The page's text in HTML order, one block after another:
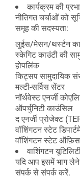
कार्यक्रम की
नीतिगत चर्चाओं को
समूह की सदस्यता:
लुईस/मेसन/थर्स्टन
स्केगिट काउंटी की
होपलिंक
किट्सप सामुदायिक
मल्टी-सर्विस सेंटर
नॉर्थवेस्ट एनर्जी
ऑपर्चुनिटी काउंसिल
द एनर्जी प्रोजेक्ट
वॉशिंगटन स्टेट
वॉशिंगटन स्टेट
वाशिंगटन
यदि आप इसमें भाग लेने
संपर्क से संपर्क करें.